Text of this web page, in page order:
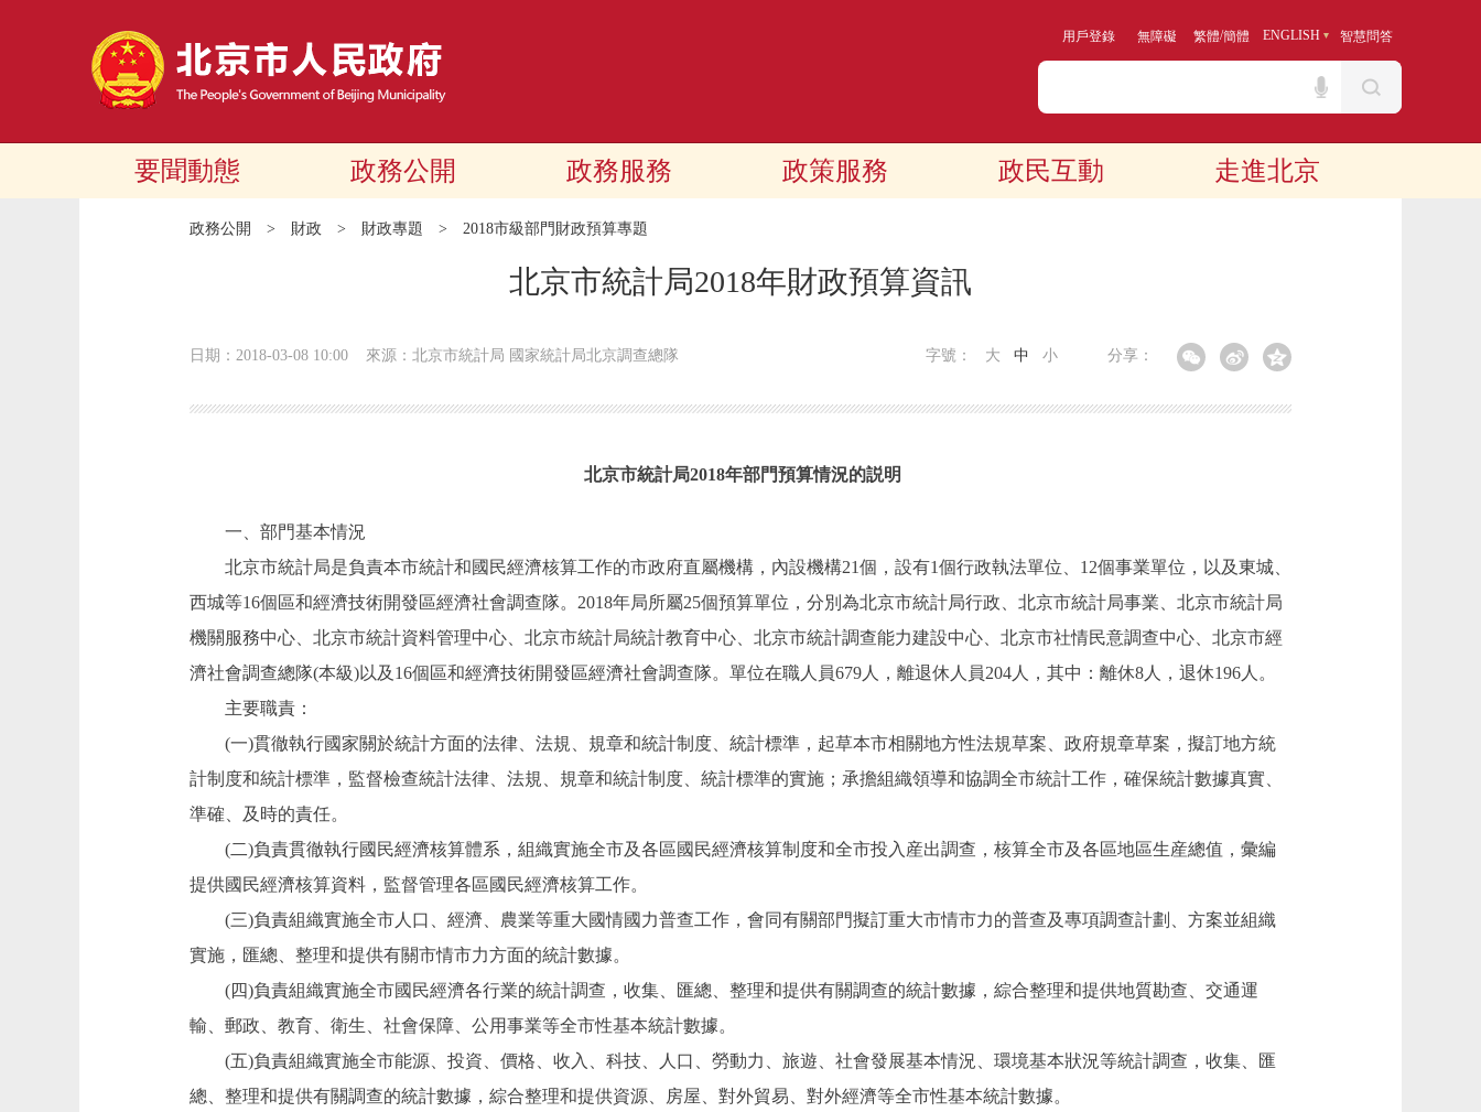
用戶登錄 無障礙 繁體/簡體 ENGLISH 智慧問答
要聞動態 政務公開 政務服務 政策服務 政民互動 走進北京
政務公開 > 財政 > 財政專題 > 2018市級部門財政預算專題
北京市統計局2018年財政預算資訊
日期：2018-03-08 10:00 來源：北京市統計局 國家統計局北京調查總隊 分享：
字號： 大 中 小
北京市統計局2018年部門預算情況的説明
一、部門基本情況
北京市統計局是負責本市統計和國民經濟核算工作的市政府直屬機構，內設機構21個，設有1個行政執法單位、12個事業單位，以及東城、
西城等16個區和經濟技術開發區經濟社會調查隊。2018年局所屬25個預算單位，分別為北京市統計局行政、北京市統計局事業、北京市統計局
機關服務中心、北京市統計資料管理中心、北京市統計局統計教育中心、北京市統計調查能力建設中心、北京市社情民意調查中心、北京市經
濟社會調查總隊(本級)以及16個區和經濟技術開發區經濟社會調查隊。單位在職人員679人，離退休人員204人，其中：離休8人，退休196人。
主要職責：
(一)貫徹執行國家關於統計方面的法律、法規、規章和統計制度、統計標準，起草本市相關地方性法規草案、政府規章草案，擬訂地方統
計制度和統計標準，監督檢查統計法律、法規、規章和統計制度、統計標準的實施；承擔組織領導和協調全市統計工作，確保統計數據真實、
準確、及時的責任。
(二)負責貫徹執行國民經濟核算體系，組織實施全市及各區國民經濟核算制度和全市投入産出調查，核算全市及各區地區生産總值，彙編
提供國民經濟核算資料，監督管理各區國民經濟核算工作。
(三)負責組織實施全市人口、經濟、農業等重大國情國力普查工作，會同有關部門擬訂重大市情市力的普查及專項調查計劃、方案並組織
實施，匯總、整理和提供有關市情市力方面的統計數據。
(四)負責組織實施全市國民經濟各行業的統計調查，收集、匯總、整理和提供有關調查的統計數據，綜合整理和提供地質勘查、交通運
輸、郵政、教育、衛生、社會保障、公用事業等全市性基本統計數據。
(五)負責組織實施全市能源、投資、價格、收入、科技、人口、勞動力、旅遊、社會發展基本情況、環境基本狀況等統計調查，收集、匯
總、整理和提供有關調查的統計數據，綜合整理和提供資源、房屋、對外貿易、對外經濟等全市性基本統計數據。